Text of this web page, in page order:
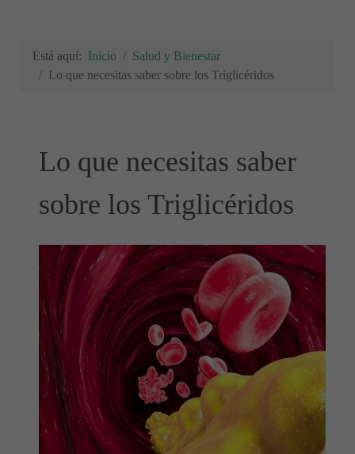
Está aquí: Inicio
Salud y Bienestar
Lo que necesitas saber sobre los Triglicéridos
Lo que necesitas saber
sobre los Triglicéridos